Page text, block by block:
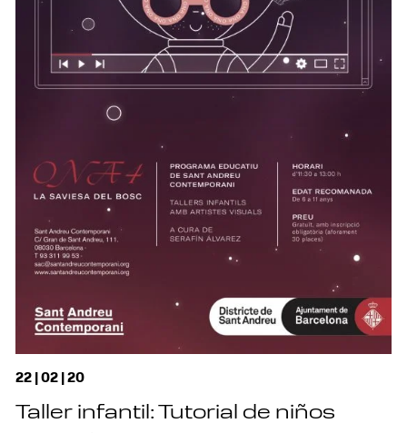
22 | 02 | 20
Taller infantil: Tutorial de niños